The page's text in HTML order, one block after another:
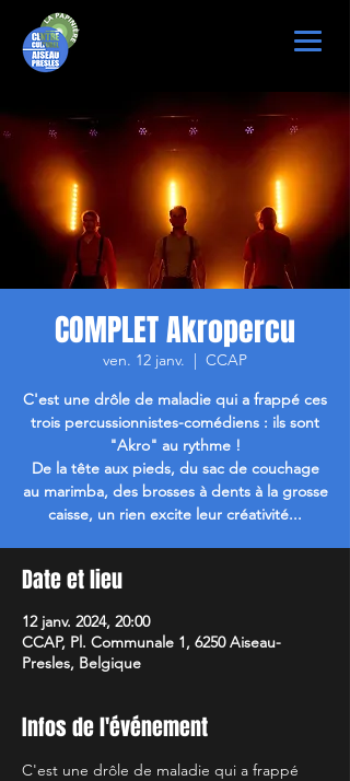
COMPLET Akropercu
ven. 12 janv.
  |
CCAP
C'est une drôle de maladie qui a frappé ces
trois percussionnistes-comédiens : ils sont
"Akro" au rythme !
De la tête aux pieds, du sac de couchage
au marimba, des brosses à dents à la grosse
caisse, un rien excite leur créativité...
Date et lieu
12 janv. 2024, 20:00
CCAP, Pl. Communale 1, 6250 Aiseau-
Presles, Belgique
Infos de l'événement
C'est une drôle de maladie qui a frappé